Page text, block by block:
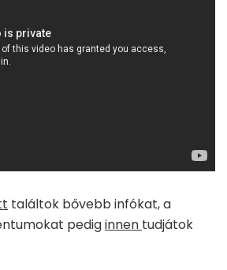
találtok bővebb infókat, a
pediginnen tudjátok